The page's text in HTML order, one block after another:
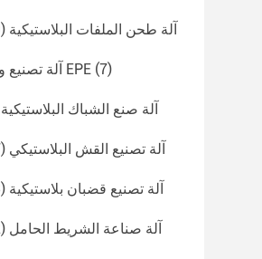
آلة طحن الملفات البلاستيكية (39)
آلة تصنيع ورق EPE (7)
آلة صنع الشباك البلاستيكية
آلة تصنيع القش البلاستيكي (27)
آلة تصنيع قضبان بلاستيكية (23)
آلة صناعة الشريط الحامل (12)